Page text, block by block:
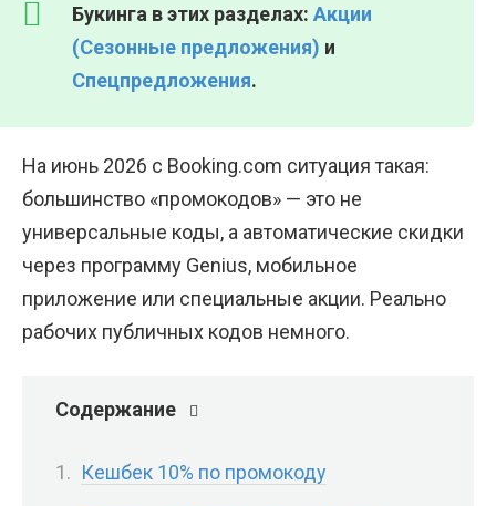
Букинга в этих разделах: Акции
(Сезонные предложения) и
Спецпредложения.
На июнь 2026 с Booking.com ситуация такая:
большинство «промокодов» — это не
универсальные коды, а автоматические скидки
через программу Genius, мобильное
приложение или специальные акции. Реально
рабочих публичных кодов немного.
Содержание
Кешбек 10% по промокоду